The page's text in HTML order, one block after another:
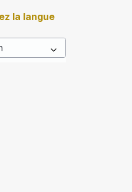
la langue
List additional actions